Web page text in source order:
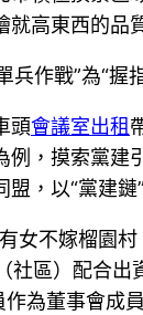
就高東西的品
兵作戰”為“握
頭會議室出租
例，摸索黨建
，以“黨建鏈
女不嫁榴園
社區）配合
作為董事會成